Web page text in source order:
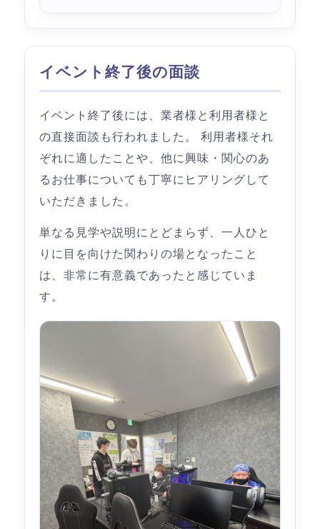
イベント終了後の面談
イベント終了後には、業者様と利用者様と
の直接面談も行われました。 利用者様それ
ぞれに適したことや、他に興味・関心のあ
るお仕事についても丁寧にヒアリングして
いただきました。
単なる見学や説明にとどまらず、一人ひと
りに目を向けた関わりの場となったこと
は、非常に有意義であったと感じていま
す。